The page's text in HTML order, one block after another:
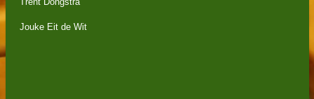
Jouke Eit de Wit